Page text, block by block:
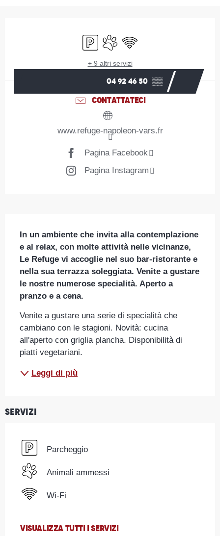
ParcheggioAnimali ammessi
Wi-Fi
+ 9 altri servizi
04 92 46 50 ▒▒
CONTATTATECI
www.refuge-napoleon-vars.fr
Pagina Facebook
Pagina Instagram
In un ambiente che invita alla contemplazione
e al relax, con molte attività nelle vicinanze,
Le Refuge vi accoglie nel suo bar-ristorante e
nella sua terrazza soleggiata. Venite a gustare
le nostre numerose specialità. Aperto a
pranzo e a cena.
Venite a gustare una serie di specialità che
cambiano con le stagioni. Novità: cucina
all'aperto con griglia plancha. Disponibilità di
piatti vegetariani.
Leggi di più
Servizi
Parcheggio
Animali ammessi
Wi-Fi
VISUALIZZA TUTTI I SERVIZI